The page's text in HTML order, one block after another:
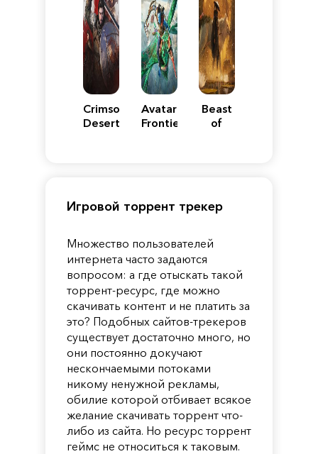
Crimson
Desert
Avatar:
Frontiers
Beast
of
Игровой торрент трекер
Множество пользователей
интернета часто задаются
вопросом: а где отыскать такой
торрент-ресурс, где можно
скачивать контент и не платить за
это? Подобных сайтов-трекеров
существует достаточно много, но
они постоянно докучают
нескончаемыми потоками
никому ненужной рекламы,
обилие которой отбивает всякое
желание скачивать торрент что-
либо из сайта. Но ресурс торрент
геймс не относиться к таковым.